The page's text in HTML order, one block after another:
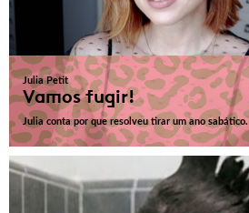
Julia Petit
Vamos fugir!
Julia conta por que resolveu tirar um ano sabático.